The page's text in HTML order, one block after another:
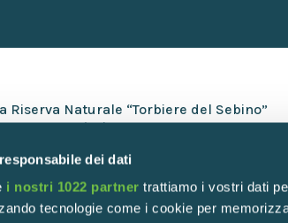
dei dati
i nostri 1022 partner trattiamo i vostri dati
tecnologie come i cookie per
Riserva Naturale “Torbiere del Sebino”
d’Iseo (BS)